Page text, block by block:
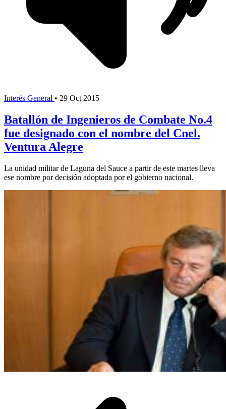
Interés General • 29 Oct 2015
Batallón de Ingenieros de Combate No.4
fue designado con el nombre del Cnel.
Ventura Alegre
La unidad militar de Laguna del Sauce a partir de este martes lleva
ese nombre por decisión adoptada por el gobierno nacional.